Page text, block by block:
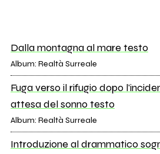
Dalla montagna al mare testo
Album: Realtà Surreale
Fuga verso il rifugio dopo
attesa del sonno testo
Album: Realtà Surreale
Introduzione al drammatico